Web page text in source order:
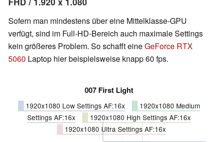
Sofern man mindestens über eine Mittelklasse-GPU
verfügt, sind im Full-HD-Bereich auch maximale Settings
kein größeres Problem. So schafft eineGeForce RTX
5060 Laptop hier beispielsweise knapp 60 fps.
007 First Light
1920x1080 Low Settings AF:16x
1920x1080 Medium
Settings AF:16x
1920x1080 High Settings AF:16x
1920x1080 Ultra Settings AF:16x